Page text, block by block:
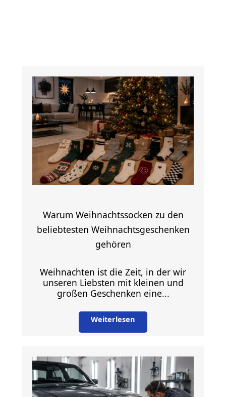
Warum Weihnachtssocken zu den
beliebtesten Weihnachtsgeschenken
gehören
Weihnachten ist die Zeit, in der wir
unseren Liebsten mit kleinen und
großen Geschenken eine...
Weiterlesen